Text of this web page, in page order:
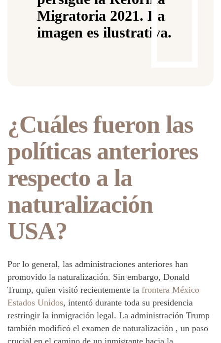
¿Cuáles fueron las
políticas anteriores
respecto a la
naturalización
USA?
Por lo general, las administraciones anteriores han
promovido la naturalización. Sin embargo, Donald
Trump, quien visitó recientemente la frontera México
Estados Unidos, intentó durante toda su presidencia
restringir la inmigración legal. La administración Trump
también modificó el examen de naturalización , un paso